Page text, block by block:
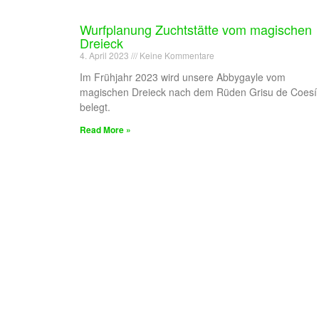
Wurfplanung Zuchtstätte vom magischen
Dreieck
4. April 2023 Keine Kommentare
Im Frühjahr 2023 wird unsere Abbygayle vom
magischen Dreieck nach dem Rüden Grisu de Coesí
belegt.
Read More »